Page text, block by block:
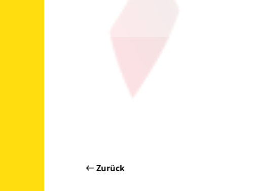
Zurück